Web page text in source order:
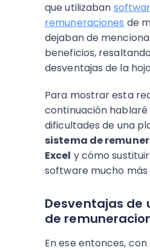
que utilizaban
remuneraciones de
dejaban de
beneficios,
desventajas de la
Para mostrar esta
continuación hablaré
dificultades de una
sistema de
Excel y cómo
software mucho más
Desventajas de
de
En ese entonces,